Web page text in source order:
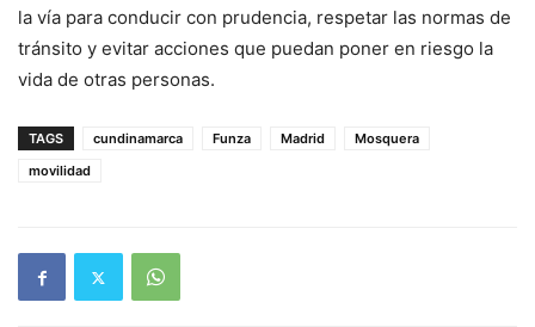
la vía para conducir con prudencia, respetar las normas de
tránsito y evitar acciones que puedan poner en riesgo la
vida de otras personas.
TAGS cundinamarca Funza Madrid
Mosquera
movilidad